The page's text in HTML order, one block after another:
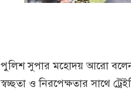
পুলিশ সুপার মহোদয় আরো বলেন,
স্বচ্ছতা ও নিরপেক্ষতার সাথে